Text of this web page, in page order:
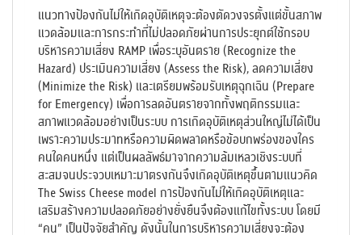
แนวทางป้องกันไม่ให้เกิดอุบัติเหตุจะต้องตัดวงจรตั้งแต่ขั้นสภาพ
แวดล้อมและการกระทำที่ไม่ปลอดภัยผ่านการประยุกต์ใช้กรอบ
บริหารความเสี่ยง RAMP เพื่อระบุอันตราย (Recognize the
Hazard) ประเมินความเสี่ยง (Assess the Risk), ลดความเสี่ยง
(Minimize the Risk) และเตรียมพร้อมรับเหตุฉุกเฉิน (Prepare
for Emergency) เพื่อการลดอันตรายจากทั้งพฤติกรรมและ
สภาพแวดล้อมอย่างเป็นระบบ การเกิดอุบัติเหตุส่วนใหญ่ไม่ได้เป็น
เพราะความประมาทหรือความผิดพลาดหรือข้อบกพร่องของใคร
คนใดคนหนึ่ง แต่เป็นผลลัพธ์มาจากความล้มเหลวเชิงระบบที่
สะสมจนประจวบเหมาะมาตรงกันจึงเกิดอุบัติเหตุขึ้นตามแนวคิด
The Swiss Cheese model การป้องกันไม่ให้เกิดอุบัติเหตุและ
เสริมสร้างความปลอดภัยอย่างยั่งยืนจึงต้องแก้ไขทั้งระบบ โดยมี
“คน” เป็นปัจจัยสำคัญ ดังนั้นในการบริหารความเสี่ยงจะต้อง